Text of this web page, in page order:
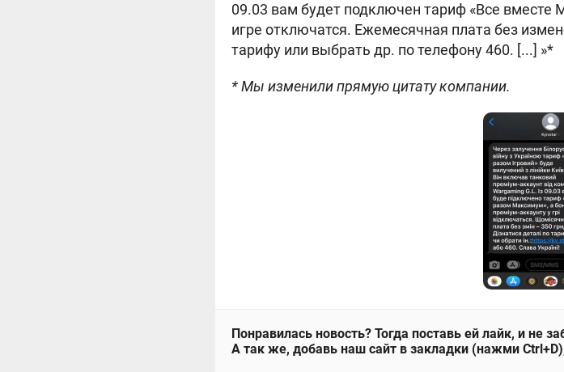
09.03 вам будет подключен тариф «Все
игре отключатся. Ежемесячная плата без
тарифу или выбрать др. по телефону 460. [...] »*
* Мы изменили прямую цитату компании.
Понравилась новость? Тогда поставь ей лайк, и не
А так же, добавь наш сайт в закладки (нажми